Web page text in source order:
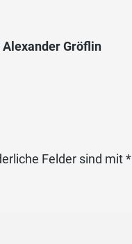
Gröflin
Felder sind mit*